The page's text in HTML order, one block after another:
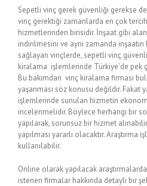
Sepetli vinç gerek güvenliği gerekse
vinç gerektiği zamanlarda en çok
hizmetlerinden birisidir. İnşaat gibi
indirilmesini ve aynı zamanda inşaatın
sağlayan vinçlerde, sepetli vinç
kiralama işlemlerinde Türkiye’de pek
Bu bakımdan vinç kiralama firması
yaşanması söz konusu değildir. Fakat
işlemlerinde sunulan hizmetin
incelenmelidir. Böylece herhangi bir
yapılarak, sorunsuz bir hizmet
yapılması yararlı olacaktır. Araştırma
kullanılabilir.
Online olarak yapılacak
istenen firmalar hakkında detaylı bir